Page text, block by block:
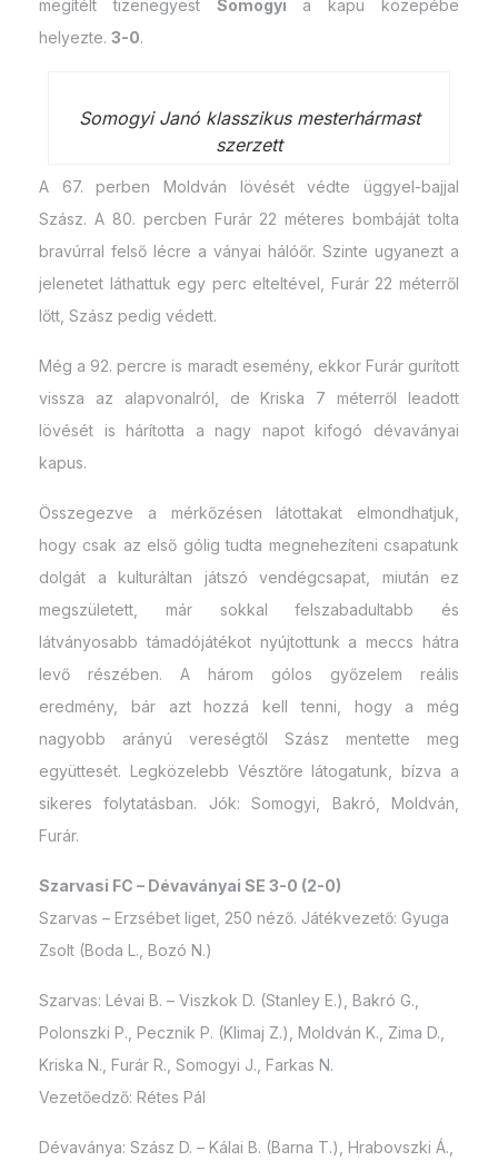
megítélt tizenegyest Somogyi a kapu közepébe
helyezte. 3-0.
Somogyi Janó klasszikus mesterhármast
szerzett
A 67. perben Moldván lövését védte üggyel-bajjal
Szász. A 80. percben Furár 22 méteres bombáját tolta
bravúrral felső lécre a ványai hálóőr. Szinte ugyanezt a
jelenetet láthattuk egy perc elteltével, Furár 22 méterről
lőtt, Szász pedig védett.
Még a 92. percre is maradt esemény, ekkor Furár gurított
vissza az alapvonalról, de Kriska 7 méterről leadott
lövését is hárította a nagy napot kifogó dévaványai
kapus.
Összegezve a mérkőzésen látottakat elmondhatjuk,
hogy csak az első gólig tudta megnehezíteni csapatunk
dolgát a kulturáltan játszó vendégcsapat, miután ez
megszületett, már sokkal felszabadultabb és
látványosabb támadójátékot nyújtottunk a meccs hátra
levő részében. A három gólos győzelem reális
eredmény, bár azt hozzá kell tenni, hogy a még
nagyobb arányú vereségtől Szász mentette meg
együttesét. Legközelebb Vésztőre látogatunk, bízva a
sikeres folytatásban. Jók: Somogyi, Bakró, Moldván,
Furár.
Szarvasi FC – Dévaványai SE 3-0 (2-0)
Szarvas – Erzsébet liget, 250 néző. Játékvezető: Gyuga
Zsolt (Boda L., Bozó N.)
Szarvas: Lévai B. – Viszkok D. (Stanley E.), Bakró G.,
Polonszki P., Pecznik P. (Klimaj Z.), Moldván K., Zima D.,
Kriska N., Furár R., Somogyi J., Farkas N.
Vezetőedző: Rétes Pál
Dévaványa: Szász D. – Kálai B. (Barna T.), Hrabovszki Á.,